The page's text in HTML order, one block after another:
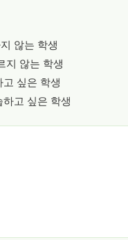
않는 학생
지 않는 학생
싶은 학생
고 싶은 학생